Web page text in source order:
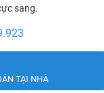
sang.
TẠI NHÀ